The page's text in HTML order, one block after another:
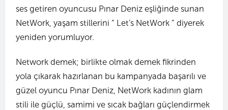
ses getiren oyuncusu Pınar Deniz eşliğinde sunan
NetWork, yaşam stillerini “ Let’s NetWork “ diyerek
yeniden yorumluyor.
Network demek; birlikte olmak demek fikrinden
yola çıkarak hazırlanan bu kampanyada başarılı ve
güzel oyuncu Pınar Deniz, NetWork kadının glam
stili ile güçlü, samimi ve sıcak bağları güçlendirmek